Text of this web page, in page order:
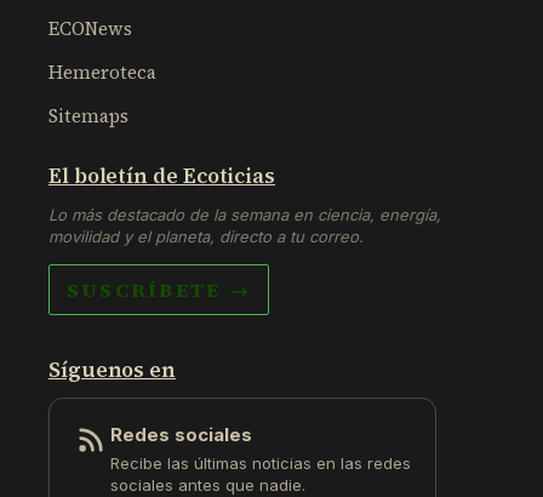
ECONews
Hemeroteca
Sitemaps
El boletín de Ecoticias
Lo más destacado de la semana en ciencia, energía,
movilidad y el planeta, directo a tu correo.
SUSCRÍBETE →
Síguenos en
Redes sociales
Recibe las últimas noticias en las redes
sociales antes que nadie.